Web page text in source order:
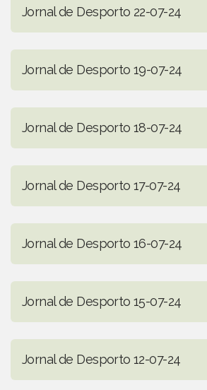
Jornal de Desporto 22-07-24
Jornal de Desporto 19-07-24
Jornal de Desporto 18-07-24
Jornal de Desporto 17-07-24
Jornal de Desporto 16-07-24
Jornal de Desporto 15-07-24
Jornal de Desporto 12-07-24